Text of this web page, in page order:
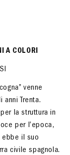
A COLORI
venne
anni Trenta.
la struttura in
per l’epoca,
ebbe il suo
civile spagnola.